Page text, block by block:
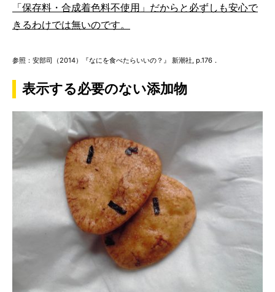
「保存料・合成着色料不使用」だからと必ずしも安心で
きるわけでは無いのです。
参照：安部司（2014）『なにを食べたらいいの？』 新潮社, p.176．
表示する必要のない添加物